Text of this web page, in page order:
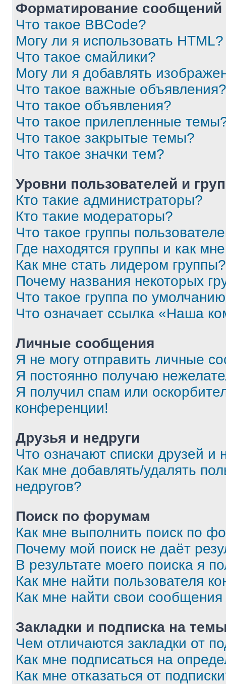
Форматирование
Что такое BBCode?
Могу ли я использовать HTML?
Что такое смайлики?
Могу ли я добавлять
Что такое важные объявления?
Что такое объявления?
Что такое прилепленные
Что такое закрытые темы?
Что такое значки тем?
Уровни пользователей и
Кто такие администраторы?
Кто такие модераторы?
Что такое группы
Где находятся группы и как
Как мне стать лидером группы?
Почему названия некоторых
Что такое группа по
Что означает ссылка «Наша
Личные сообщения
Я не могу отправить личные
Я постоянно получаю
Я получил спам или
конференции!
Друзья и недруги
Что означают списки друзей и
Как мне добавлять/удалять
недругов?
Поиск по форумам
Как мне выполнить поиск по
Почему мой поиск не даёт
В результате моего поиска я
Как мне найти пользователя
Как мне найти свои
Закладки и подписка на
Чем отличаются закладки от
Как мне подписаться на
Как мне отказаться от